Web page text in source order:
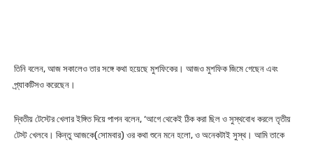
তিনি বলেন, আজ সকালেও তার সঙ্গে কথা হয়েছে মুশফিকের। আজও মুশফিক জিমে গেছেন এবং
প্র্যাকটিসও করেছেন।
দ্বিতীয় টেস্টের খেলার ইঙ্গিত দিয়ে পাপন বলেন, ‘আগে থেকেই ঠিক করা ছিল ও সুস্থবোধ করলে তৃতীয়
টেস্ট খেলবে। কিন্তু আজকে(সোমবার) ওর কথা শুনে মনে হলো, ও অনেকটাই সুস্থ। আমি তাকে